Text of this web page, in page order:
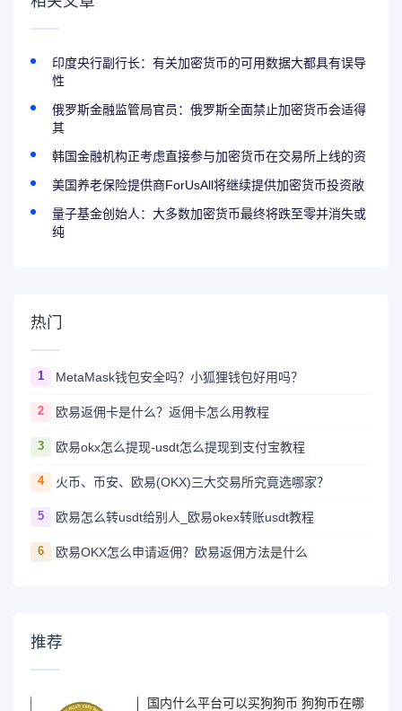
印度央行副行长：有关加密货币的可用数据大都具有误导
性
俄罗斯金融监管局官员：俄罗斯全面禁止加密货币会适得
其
韩国金融机构正考虑直接参与加密货币在交易所上线的资
美国养老保险提供商ForUsAll将继续提供加密货币投资敞
量子基金创始人：大多数加密货币最终将跌至零并消失或
纯
热门
1 MetaMask钱包安全吗？小狐狸钱包好用吗？
2 欧易返佣卡是什么？返佣卡怎么用教程
3 欧易okx怎么提现-usdt怎么提现到支付宝教程
4 火币、币安、欧易(OKX)三大交易所究竟选哪家？
5 欧易怎么转usdt给别人_欧易okex转账usdt教程
6 欧易OKX怎么申请返佣？欧易返佣方法是什么
推荐
国内什么平台可以买狗狗币 狗狗币在哪